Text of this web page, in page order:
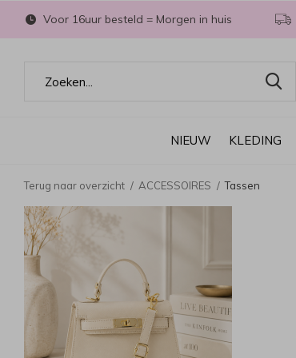
NIEUW KLEDING
Voor 16uur besteld = Morgen in huis
Terug naar overzicht ACCESSOIRES Tassen